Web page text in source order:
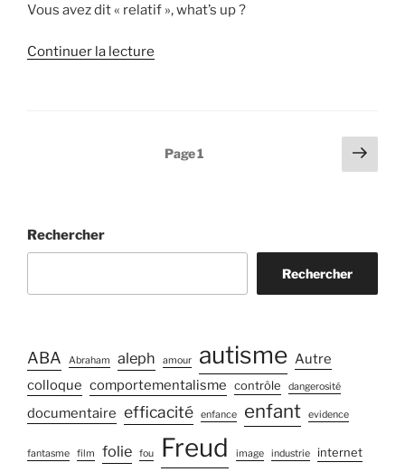
Vous avez dit « relatif », what’s up ?
Continuer la lecture
Page1
Page
Rechercher
Rechercher
ABA Abraham aleph amour autisme Autre
colloque comportementalisme contrôle dangerosité
documentaire efficacité enfance enfant evidence
fantasme film folie fou Freud image industrie internet